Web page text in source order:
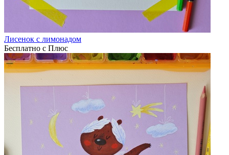
Лисенок с лимонадом
Бесплатно с Плюс